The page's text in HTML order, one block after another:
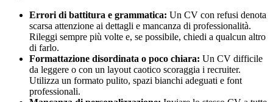
Errori di battitura e grammatica: Un CV con refusi denota
scarsa attenzione ai dettagli e mancanza di professionalità.
Rileggi sempre più volte e, se possibile, chiedi a qualcun altro
di farlo.
Formattazione disordinata o poco chiara: Un CV difficile
da leggere o con un layout caotico scoraggia i recruiter.
Utilizza un formato pulito, spazi bianchi adeguati e font
professionali.